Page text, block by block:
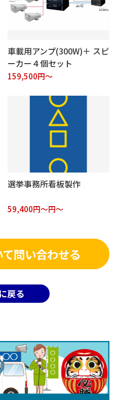
車載用アンプ(300W)＋ スピ
ーカー４個セット
159,500円～
選挙事務所看板製作
59,400円～円～
問い合わせる
戻る